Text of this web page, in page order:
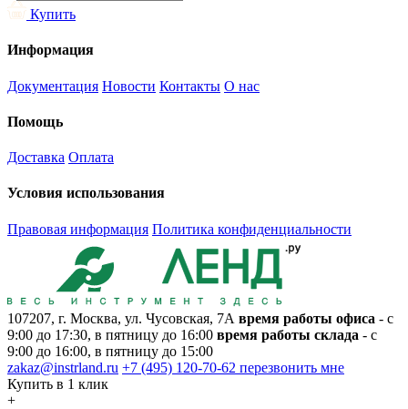
Купить
Информация
Документация Новости Контакты О нас
Помощь
Доставка Оплата
Условия использования
Правовая информация Политика конфиденциальности
107207, г. Москва, ул. Чусовская, 7А время работы офиса - с
9:00 до 17:30, в пятницу до 16:00 время работы склада - с
9:00 до 16:00, в пятницу до 15:00
zakaz@instrland.ru +7 (495) 120-70-62 перезвонить мне
Купить в 1 клик
+